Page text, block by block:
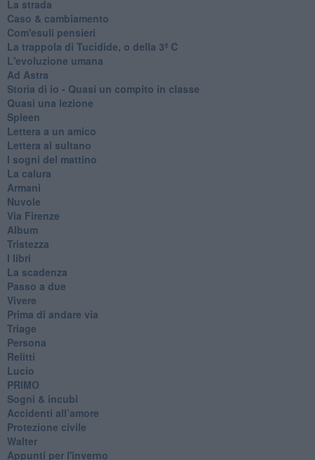
La strada
Caso & cambiamento
Com'esuli pensieri
La trappola di Tucidide, o della 3ª C
L'evoluzione umana
Ad Astra
Storia di io - Quasi un compito in classe
Quasi una lezione
Spleen
Lettera a un amico
Lettera al sultano
I sogni del mattino
La calura
Armani
Nuvole
Via Firenze
Album
Tristezza
I libri
La scadenza
Passo a due
Vivere
Prima di andare via
Triage
Persona
Relitti
Lucio
PRIMO
Sogni & incubi
Accidenti all’amore
Protezione civile
Walter
Appunti per l'inverno